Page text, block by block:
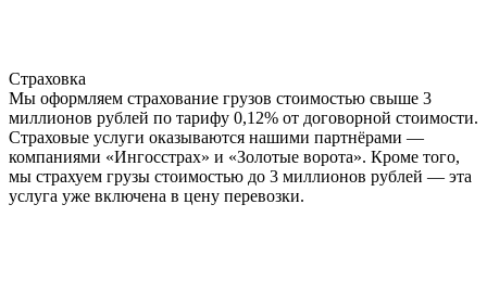
Страховка
Мы оформляем страхование грузов стоимостью свыше 3
миллионов рублей по тарифу 0,12% от договорной стоимости.
Страховые услуги оказываются нашими партнёрами —
компаниями «Ингосстрах» и «Золотые ворота». Кроме того,
мы страхуем грузы стоимостью до 3 миллионов рублей — эта
услуга уже включена в цену перевозки.